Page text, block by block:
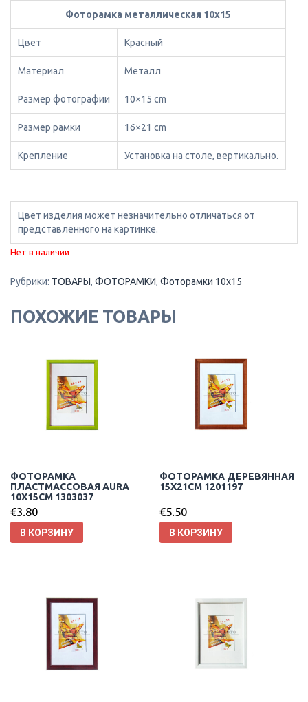
Фоторамка металлическая 10х15
Цвет Красный
Материал Металл
Размер фотографии 10×15 cm
Размер рамки 16×21 cm
Крепление Установка на столе, вертикально.
Цвет изделия может незначительно отличаться от
представленного на картинке.
Нет в наличии
Рубрики: ТОВАРЫ, ФОТОРАМКИ, Фоторамки 10х15
ПОХОЖИЕ ТОВАРЫ
ФОТОРАМКА
ПЛАСТМАССОВАЯ AURA
10X15CM 1303037
€3.80
В КОРЗИНУ
ФОТОРАМКА ДЕРЕВЯННАЯ
15X21CM 1201197
€5.50
В КОРЗИНУ